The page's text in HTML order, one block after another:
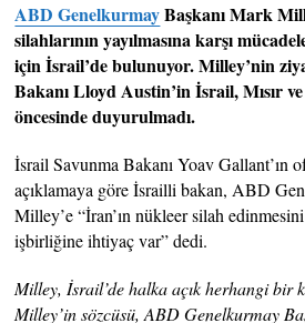
ABD GenelkurmayBaşkanı Mark
silahlarının yayılmasına karşı
için İsrail’de bulunuyor. Milley’nin
Bakanı Lloyd Austin’in İsrail, Mısır
öncesinde duyurulmadı.
İsrail Savunma Bakanı Yoav Gallant’ın
açıklamaya göre İsrailli bakan, ABD
Milley’e “İran’ın nükleer silah
işbirliğine ihtiyaç var” dedi.
Milley, İsrail’de halka açık herhangi bir
Milley’in sözcüsü, ABD Genelkurmay